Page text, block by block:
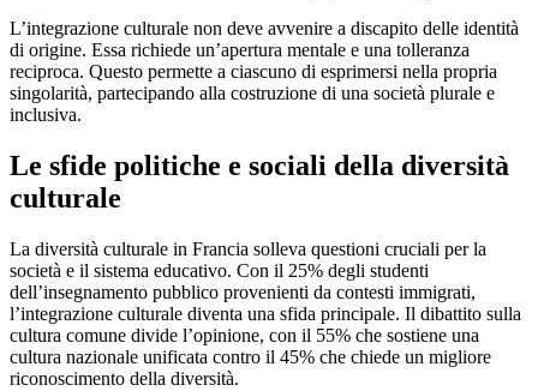
L’integrazione culturale non deve avvenire a discapito delle identità
di origine. Essa richiede un’apertura mentale e una tolleranza
reciproca. Questo permette a ciascuno di esprimersi nella propria
singolarità, partecipando alla costruzione di una società plurale e
inclusiva.
Le sfide politiche e sociali della diversità
culturale
La diversità culturale in Francia solleva questioni cruciali per la
società e il sistema educativo. Con il 25% degli studenti
dell’insegnamento pubblico provenienti da contesti immigrati,
l’integrazione culturale diventa una sfida principale. Il dibattito sulla
cultura comune divide l’opinione, con il 55% che sostiene una
cultura nazionale unificata contro il 45% che chiede un migliore
riconoscimento della diversità.